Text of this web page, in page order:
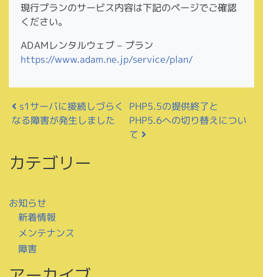
現行プランのサービス内容は下記のページでご確認
ください。
ADAMレンタルウェブ – プラン
https://www.adam.ne.jp/service/plan/
投稿ナビゲーション
s1サーバに接続しづらく
なる障害が発生しました
PHP5.5の提供終了と
PHP5.6への切り替えについ
て
カテゴリー
お知らせ
新着情報
メンテナンス
障害